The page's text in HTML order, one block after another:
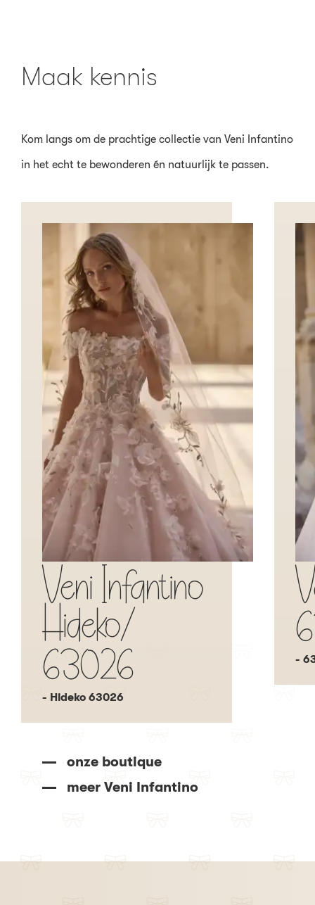
Maak kennis
Kom langs om de prachtige collectie van Veni Infantino
in het echt te bewonderen én natuurlijk te passen.
Veni Infantino
Hideko/
63026
- Hideko 63026
-
onze boutique
meer Veni Infantino